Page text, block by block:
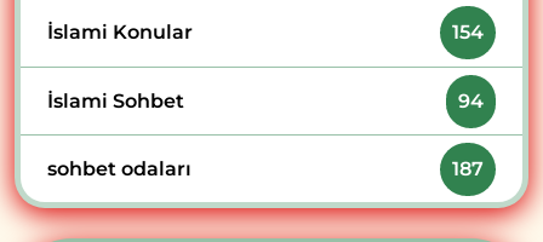
İslami Konular 154
İslami Sohbet 94
sohbet odaları 187